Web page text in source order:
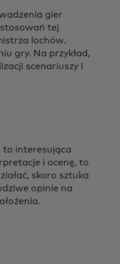
gier
tej
lochów.
gry. Na przykład,
scenariuszy i
to interesująca
i ocenę, to
skoro sztuka
opinie na